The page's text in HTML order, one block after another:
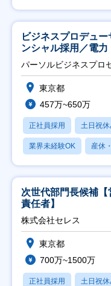
ビジネスプロデュ
ンシャル採用／電
ト推進】
パーソルビジネスプロ
東京都
457万~650万
正社員採用 土日祝
業界未経験OK 産休
次世代部門長候補
責任者】
株式会社セレス
東京都
700万~1500万
正社員採用 土日祝